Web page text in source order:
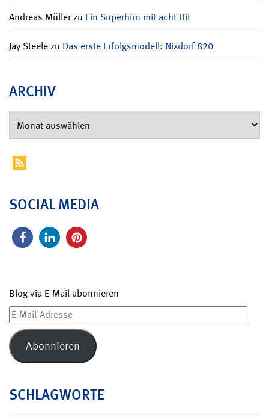
Andreas Müllerzu Ein Superhirn mit acht Bit
Jay Steelezu Das erste Erfolgsmodell: Nixdorf 820
ARCHIV
SOCIAL MEDIA
Blog via E-Mail abonnieren
E-
Mail-
Adresse
Abonnieren
SCHLAGWORTE